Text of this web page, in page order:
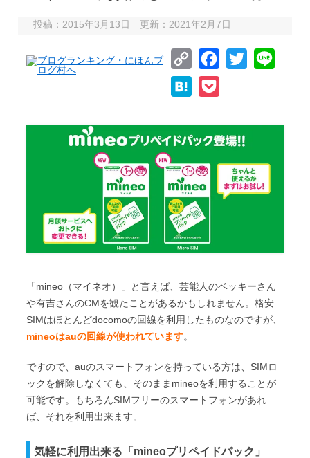
投稿：2015年3月13日 更新：2021年2月7日
L
i
n
k
b
o
o
k
e
r
t
e
n
a
c
k
e
t
「mineo（マイネオ）」と言えば、芸能人のベッキーさん
や有吉さんのCMを観たことがあるかもしれません。格安
SIMはほとんどdocomoの回線を利用したものなのですが、
mineoはauの回線が使われています。
ですので、auのスマートフォンを持っている方は、SIMロ
ックを解除しなくても、そのままmineoを利用することが
可能です。もちろんSIMフリーのスマートフォンがあれ
ば、それを利用出来ます。
気軽に利用出来る「mineoプリペイドパック」